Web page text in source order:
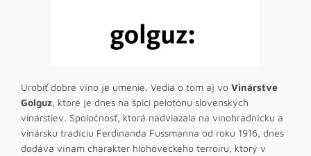
Urobiť dobré víno je umenie. Vedia o tom aj vo Vinárstve
Golguz, ktoré je dnes na špici pelotónu slovenských
vinárstiev. Spoločnosť, ktorá nadviazala na vinohradnícku a
vinársku tradíciu Ferdinanda Fussmanna od roku 1916, dnes
dodáva vínam charakter hlohoveckého terroiru, ktorý v